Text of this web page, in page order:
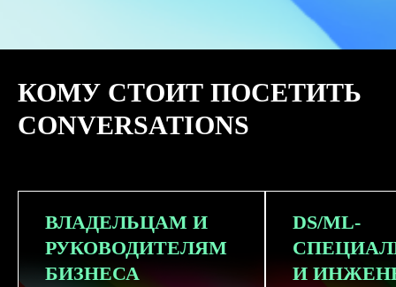
КОМУ СТОИТ ПОСЕТИТЬ
CONVERSATIONS
ВЛАДЕЛЬЦАМ И
РУКОВОДИТЕЛЯМ
БИЗНЕСА
DS/ML-
И
СМОТРЕТЬ ВСЕ ФОТО